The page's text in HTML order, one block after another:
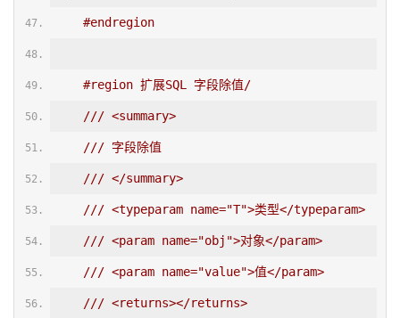
#endregion
#region 扩展SQL 字段除值/
/// <summary>
/// 字段除值
/// </summary>
/// <typeparam name="T">类型</typeparam>
/// <param name="obj">对象</param>
/// <param name="value">值</param>
/// <returns></returns>